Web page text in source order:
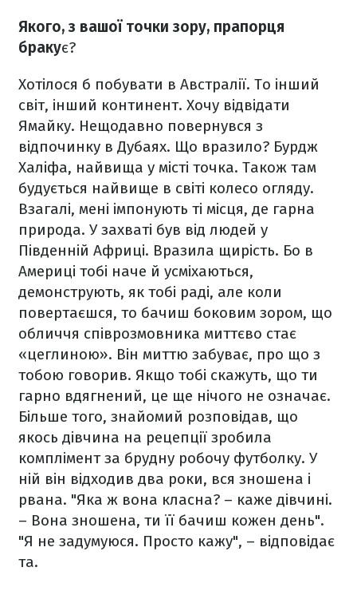
Якого, з вашої точки зору, прапорця
бракує?
Хотілося б побувати в Австралії. То інший
світ, інший континент. Хочу відвідати
Ямайку. Нещодавно повернувся з
відпочинку в Дубаях. Що вразило? Бурдж
Халіфа, найвища у місті точка. Також там
будується найвище в світі колесо огляду.
Взагалі, мені імпонують ті місця, де гарна
природа. У захваті був від людей у
Південній Африці. Вразила щирість. Бо в
Америці тобі наче й усміхаються,
демонструють, як тобі раді, але коли
повертаєшся, то бачиш боковим зором, що
обличчя співрозмовника миттєво стає
«цеглиною». Він миттю забуває, про що з
тобою говорив. Якщо тобі скажуть, що ти
гарно вдягнений, це ще нічого не означає.
Більше того, знайомий розповідав, що
якось дівчина на рецепції зробила
комплімент за брудну робочу футболку. У
ній він відходив два роки, вся зношена і
рвана. "Яка ж вона класна? – каже дівчині.
– Вона зношена, ти її бачиш кожен день".
"Я не задумуюся. Просто кажу", – відповідає
та.